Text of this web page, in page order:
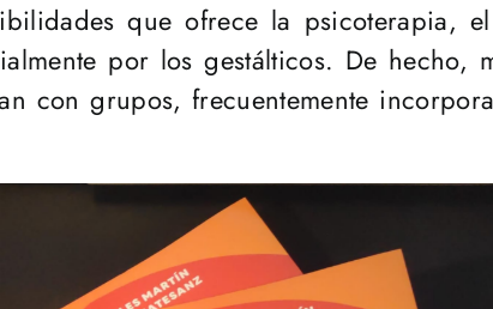
que ofrece la psicoterapia,
por los gestálticos. De hecho,
con grupos, frecuentemente